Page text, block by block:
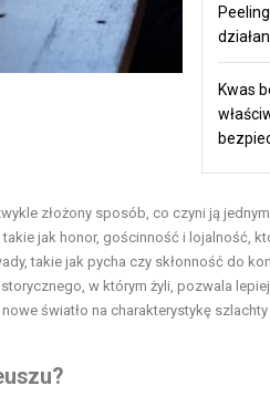
Kwas
złożony sposób, co czyni ją
jak honor, gościnność i lojalność,
takie jak pycha czy skłonność do
w którym żyli, pozwala
światło na charakterystykę